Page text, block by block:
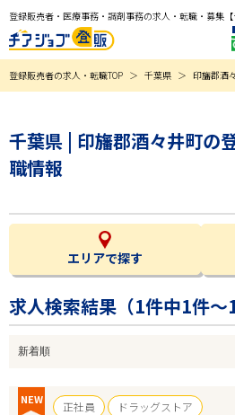
登録販売者・医療事務・調剤事務の求人・転職・募集【
登録販売者の求人・転職TOP 千葉県 印旛郡酒
千葉県 | 印旛郡酒々井町の
職情報
エリアで探す
求人検索結果（1件中1件～1
NEW 正社員
ドラッグストア